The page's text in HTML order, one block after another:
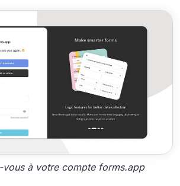
vous à votre compte forms.app